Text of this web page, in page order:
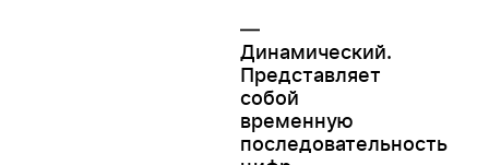
—
Динамический.
Представляет
собой
временную
последовательность